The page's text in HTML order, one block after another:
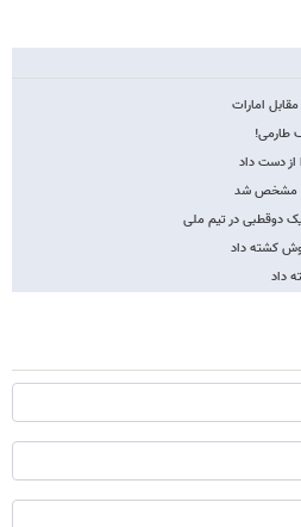
طارمی!
از دست داد
مشخص شد
دوقطبی در تیم ملی
کشته داد
داد